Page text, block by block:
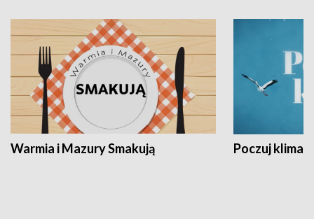
Warmia i Mazury Smakują Poczuj klimat